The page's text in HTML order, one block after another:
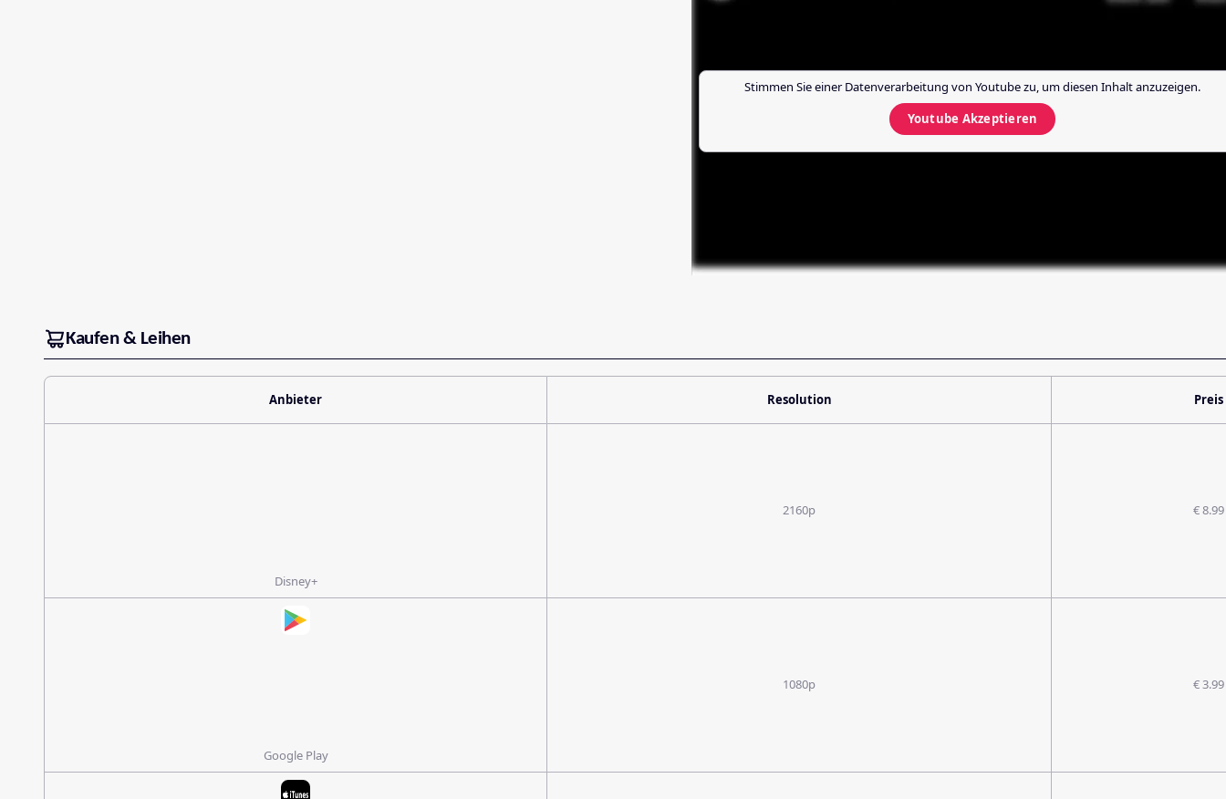
Stimmen Sie einer Datenverarbeitung von Youtubezu, um diesen Inhalt anzuzeigen.
Youtube Akzeptieren
Kaufen & Leihen
Anbieter Resolution Preis
Disney+
2160p € 8.99
Google Play
1080p € 3.99